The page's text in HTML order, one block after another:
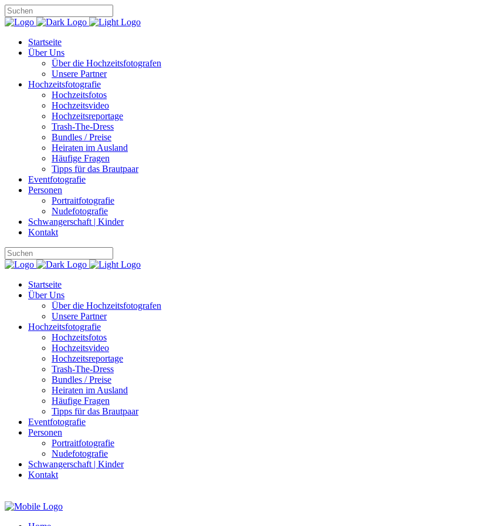
Startseite
Über Uns
Über die Hochzeitsfotografen
Unsere Partner
Hochzeitsfotografie
Hochzeitsfotos
Hochzeitsvideo
Hochzeitsreportage
Trash-The-Dress
Bundles / Preise
Heiraten im Ausland
Häufige Fragen
Tipps für das Brautpaar
Eventfotografie
Personen
Portraitfotografie
Nudefotografie
Schwangerschaft | Kinder
Kontakt
Startseite
Über Uns
Über die Hochzeitsfotografen
Unsere Partner
Hochzeitsfotografie
Hochzeitsfotos
Hochzeitsvideo
Hochzeitsreportage
Trash-The-Dress
Bundles / Preise
Heiraten im Ausland
Häufige Fragen
Tipps für das Brautpaar
Eventfotografie
Personen
Portraitfotografie
Nudefotografie
Schwangerschaft | Kinder
Kontakt